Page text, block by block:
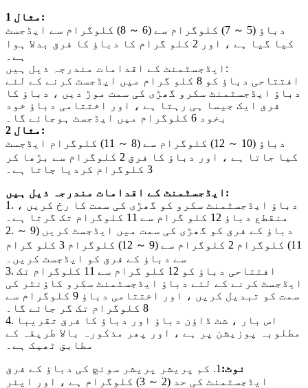
مثال 1:
دباؤ (5 ～ 7) کلوگرام سے (6 ～ 8) کلوگرام سے ایڈجسٹ
کیا گیا ہے ، اور 2 کلو گرام کا دباؤ کا فرق بدلا ہوا
ہے۔
ایڈجسٹمنٹ کے اقدامات مندرجہ ذیل ہیں:
افتتاحی دباؤ کو 8 کلو گرام میں ایڈجسٹ کرنے کے لئے
دباؤ ایڈجسٹمنٹ سکرو گھڑی کی سمت موڑ دیں ، دباؤ کا
فرق ایک جیسا ہی رہتا ہے ، اور اختتامی دباؤ خود
بخود 6 کلوگرام میں ایڈجسٹ ہوجائے گا۔
مثال 2:
دباؤ (10 ～ 12) کلوگرام سے (8 ～ 11) کلوگرام ایڈجسٹ
کیا جاتا ہے ، اور دباؤ کا فرق 2 کلوگرام سے بڑھا کر
3 کلوگرام کردیا جاتا ہے۔
ایڈجسٹمنٹ کے اقدامات مندرجہ ذیل ہیں:
1. دباؤ ایڈجسٹمنٹ سکرو کو گھڑی کی سمت کا رخ کریں ،
منقطع دباؤ 12 کلو گرام سے 11 کلوگرام تک گرتا ہے۔
2. دباؤ کے فرق کو گھڑی کی سمت میں ایڈجسٹ کریں (9 ～
11) کلوگرام 2 کلوگرام سے (9 ～ 12) کلوگرام 3 کلو گرام
سے دباؤ کے فرق کو ایڈجسٹ کریں۔
3. افتتاحی دباؤ کو 12 کلو گرام سے 11 کلوگرام تک
ایڈجسٹ کرنے کے لئے دباؤ ایڈجسٹمنٹ سکرو کاؤنٹر کی
سمت کو تبدیل کریں ، اور اختتامی دباؤ 9 کلوگرام سے
8 کلوگرام تک گر جائے گا۔
4. اس بار ، شٹ ڈاؤن دباؤ اور دباؤ کا فرق تقریبا
مطلوبہ پوزیشن پر ہے ، اور پھر مذکورہ بالا طریقہ کے
مطابق ٹھیک ہے۔
نوٹ: 1. کم پریشر پریشر سوئچ کی دباؤ کے فرق
ایڈجسٹمنٹ کی حد (2 ～ 3) کلوگرام ہے ، اور ایئر